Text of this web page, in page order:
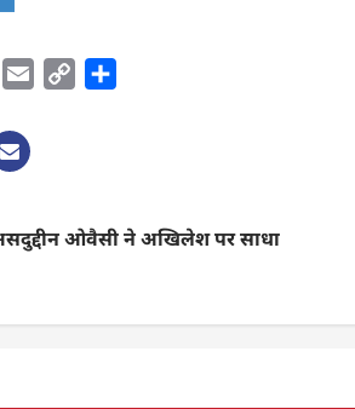
Telegram
Email
Copy
ओवैसी ने अखिलेश पर साधा